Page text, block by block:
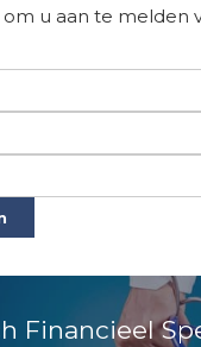
u aan te melden
Financieel